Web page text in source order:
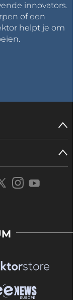
innovators.
of een
helpt je om